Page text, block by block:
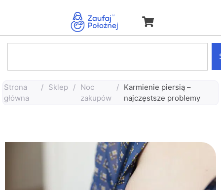
Strona
główna
/ Sklep / Noc
zakupów
/ Karmienie piersią –
najczęstsze problemy